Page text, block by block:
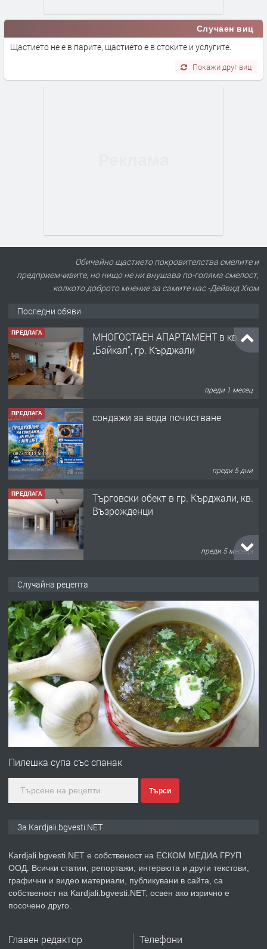
Случаен виц
Щастието не е в парите, щастието е в стоките и услугите.
Покажи друг виц
Обичайно щастието покровителства смелите и
предприемчивите, но нищо не ни внушава по-голяма смелост,
колкото доброто мнение за самите нас -Дейвид Хюм
Последни обяви
ПРЕДЛАГА
МНОГОСТАЕН АПАРТАМЕНТ в кв.
„Байкал“, гр. Кърджали
преди 1 месец
ПРЕДЛАГА сондажи за вода почистване
преди 5 дни
ПРЕДЛАГА
Tърговски обект в гр. Кърджали, кв.
Възрожденци
преди 5 месеца
преди 6 месеца
ПРЕДЛАГА
Заведение /ресторант, бистро/ в с.
Чакаларово, община Кирково
преди 7 месеца
Гараж под наем в супер център
на язовир Студен кладенец 331м2 |
преди 1 година
ПРЕДЛАГА
Курс
Случайна рецепта
Пилешка супа със спанак
Търси
За Kardjali.bgvesti.NET
Kardjali.bgvesti.NET е собственост на ЕСКОМ МЕДИА ГРУП
ООД. Всички статии, репортажи, интервюта и други текстови,
графични и видео материали, публикувани в сайта, са
собственост на Kardjali.bgvesti.NET, освен ако изрично е
посочено друго.
Главен редактор Телефони